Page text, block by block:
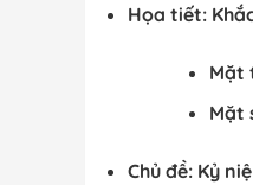
Họa tiết:
Mặt
Mặt
Chủ đề: Kỷ